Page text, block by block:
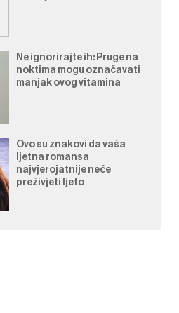
Ne ignorirajte ih: Pruge na
noktima mogu označavati
manjak ovog vitamina
Ovo su znakovi da vaša
ljetna romansa
najvjerojatnije neće
preživjeti ljeto